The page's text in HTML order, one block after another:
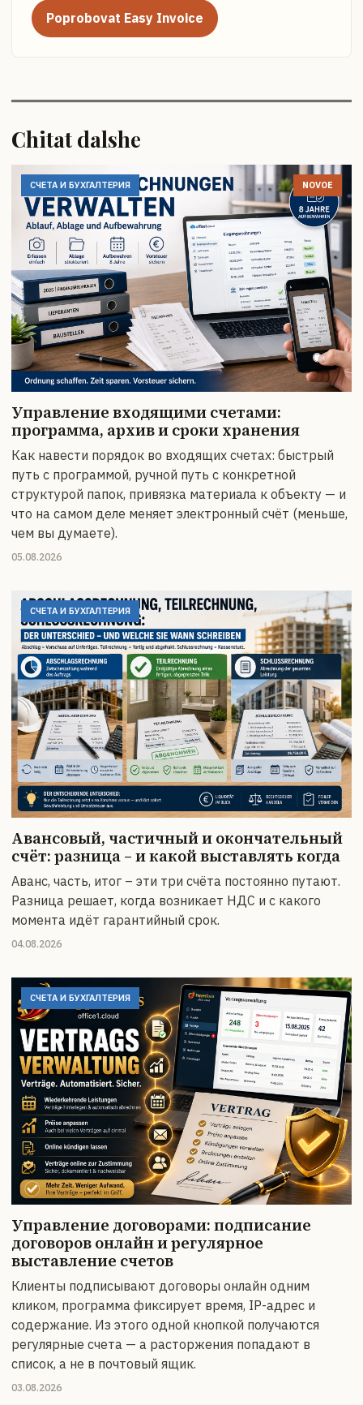
Poprobovat Easy Invoice
Chitat dalshe
СЧЕТА И БУХГАЛТЕРИЯ NOVOE
Управление входящими счетами:
программа, архив и сроки хранения
Как навести порядок во входящих счетах: быстрый
путь с программой, ручной путь с конкретной
структурой папок, привязка материала к объекту — и
что на самом деле меняет электронный счёт (меньше,
чем вы думаете).
05.08.2026
СЧЕТА И БУХГАЛТЕРИЯ
Авансовый, частичный и окончательный
счёт: разница – и какой выставлять когда
Аванс, часть, итог – эти три счёта постоянно путают.
Разница решает, когда возникает НДС и с какого
момента идёт гарантийный срок.
04.08.2026
СЧЕТА И БУХГАЛТЕРИЯ
Управление договорами: подписание
договоров онлайн и регулярное
выставление счетов
Клиенты подписывают договоры онлайн одним
кликом, программа фиксирует время, IP-адрес и
содержание. Из этого одной кнопкой получаются
регулярные счета — а расторжения попадают в
список, а не в почтовый ящик.
03.08.2026